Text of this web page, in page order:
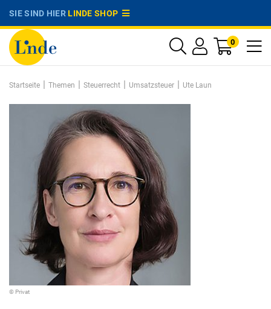
SIE SIND HIERLINDE SHOP
0
Startseite | Themen | Steuerrecht | Umsatzsteuer | Ute Laun
© Privat